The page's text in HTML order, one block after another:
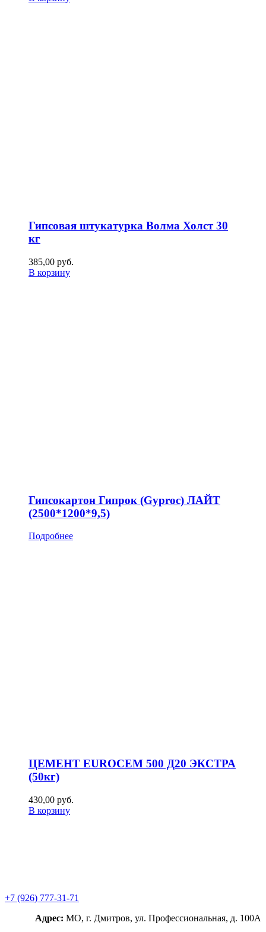
Гипсовая штукатурка Волма Холст 30
кг
385,00 руб.
В корзину
Гипсокартон Гипрок (Gyproc) ЛАЙТ
(2500*1200*9,5)
Подробнее
ЦЕМЕНТ EUROCEM 500 Д20 ЭКСТРА
(50кг)
430,00 руб.
В корзину
+7 (926) 777-31-71
Адрес: МО, г. Дмитров, ул. Профессиональная, д. 100А